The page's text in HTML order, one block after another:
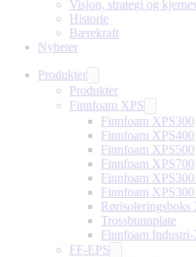
Visjon, strategi og
Historie
Bærekraft
Nyheter
Produkter
Produkter
Finnfoam XPS
Finnfoam XPS300
Finnfoam XPS400
Finnfoam XPS500
Finnfoam XPS700
Finnfoam
Finnfoam
Rørisoleringsboks
Trossbunnplate
Finnfoam
FF-EPS